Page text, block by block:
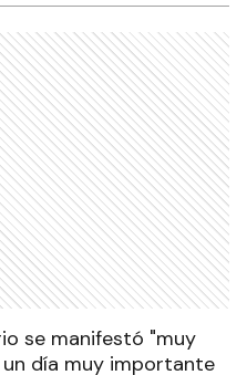
se manifestó "muy
día muy importante